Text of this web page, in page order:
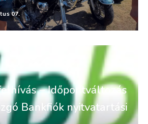
07.
– Időpontváltozás
Bankfiók nyitvatartási